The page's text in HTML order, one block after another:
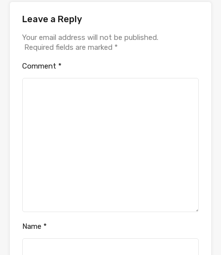
Leave a Reply
Your email address will not be published.
Required fields are marked *
Comment *
Name *